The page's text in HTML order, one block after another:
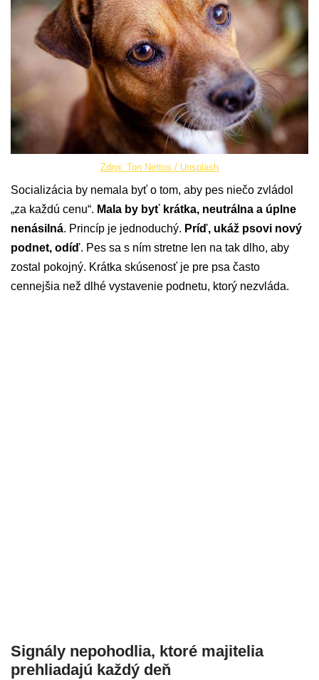
Zdroj: Ton Nettos / Unsplash
Socializácia by nemala byť o tom, aby pes niečo zvládol
„za každú cenu“. Mala by byť krátka, neutrálna a úplne
nenásilná. Princíp je jednoduchý. Príď, ukáž psovi nový
podnet, odíď. Pes sa s ním stretne len na tak dlho, aby
zostal pokojný. Krátka skúsenosť je pre psa často
cennejšia než dlhé vystavenie podnetu, ktorý nezvláda.
Signály nepohodlia, ktoré majitelia
prehliadajú každý deň